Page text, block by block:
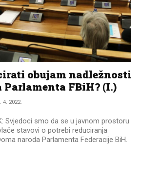
obujam nadležnosti
Parlamenta FBiH? (I.)
4. 2022.
stavovi o potrebi reduciranja
naroda Parlamenta Federacije BiH.